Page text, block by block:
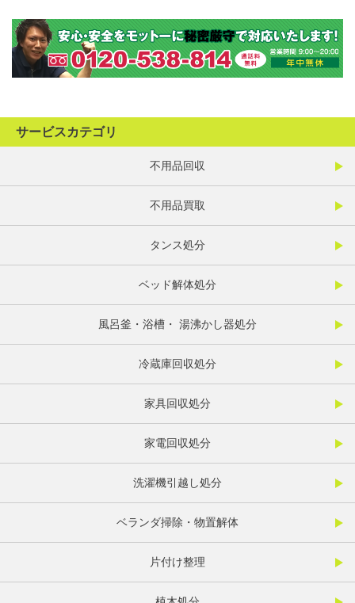
サービスカテゴリ
不用品回収
不用品買取
タンス処分
ベッド解体処分
風呂釜・浴槽・ 湯沸かし器処分
冷蔵庫回収処分
家具回収処分
家電回収処分
洗濯機引越し処分
ベランダ掃除・物置解体
片付け整理